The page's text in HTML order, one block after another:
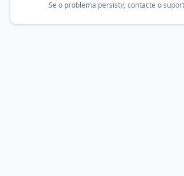
Se o problema persistir, contacte o